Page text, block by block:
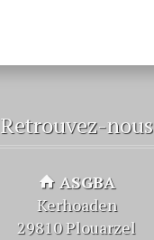
Retrouvez-nous
ASGBA
Kerhoaden
29810 Plouarzel